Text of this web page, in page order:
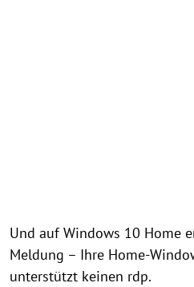
Und auf Windows 10 Home
Meldung – Ihre Home-
unterstützt keinen rdp.